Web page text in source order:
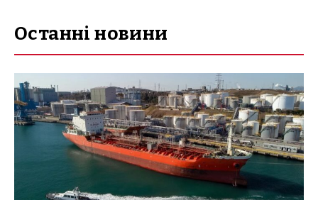
Останні новини